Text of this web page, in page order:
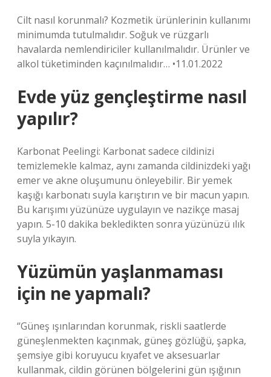
Cilt nasıl korunmalı? Kozmetik ürünlerinin kullanımı
minimumda tutulmalıdır. Soğuk ve rüzgarlı
havalarda nemlendiriciler kullanılmalıdır. Ürünler ve
alkol tüketiminden kaçınılmalıdır… •11.01.2022
Evde yüz gençleştirme nasıl
yapılır?
Karbonat Peelingi: Karbonat sadece cildinizi
temizlemekle kalmaz, aynı zamanda cildinizdeki yağı
emer ve akne oluşumunu önleyebilir. Bir yemek
kaşığı karbonatı suyla karıştırın ve bir macun yapın.
Bu karışımı yüzünüze uygulayın ve nazikçe masaj
yapın. 5-10 dakika bekledikten sonra yüzünüzü ılık
suyla yıkayın.
Yüzümün yaşlanmaması
için ne yapmalı?
“Güneş ışınlarından korunmak, riskli saatlerde
güneşlenmekten kaçınmak, güneş gözlüğü, şapka,
şemsiye gibi koruyucu kıyafet ve aksesuarlar
kullanmak, cildin görünen bölgelerini gün ışığının